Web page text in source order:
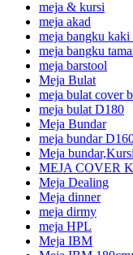
meja & kursi
meja akad
meja bangku kaki
meja bangku
meja barstool
Meja Bulat
meja bulat cover
meja bulat D180
Meja Bundar
meja bundar
Meja
MEJA COVER
Meja Dealing
Meja dinner
meja dirmy
meja HPL
Meja IBM